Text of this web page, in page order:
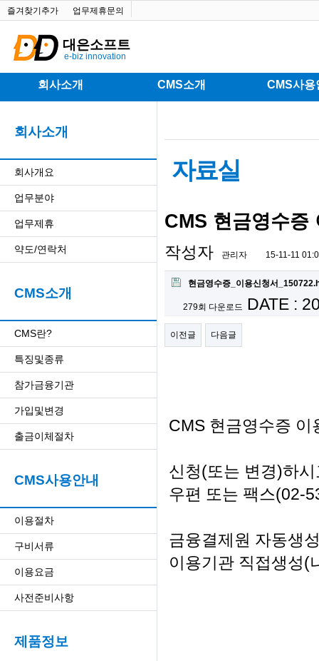
즐겨찾기추가 업무제휴문의
대은소프트
e-biz innovation
회사소개 CMS소개 CMS사용
회사소개
회사개요
업무분야
업무제휴
약도/연락처
CMS소개
CMS란?
특징및종류
참가금융기관
가입및변경
출금이체절차
CMS사용안내
이용절차
구비서류
이용요금
사전준비사항
제품정보
자료실
CMS 현금영수증
작성자 관리자 15-11-11
현금영수증_이용신청서
279회 다운로드 DATE :
이전글 다음글
CMS 현금영수증 이
신청(또는 변경)하
우편 또는 팩스(02-
금융결제원 자동생
이용기관 직접생성(